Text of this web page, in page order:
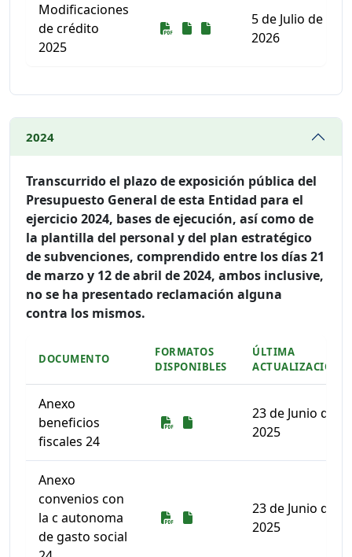
Modificaciones
de crédito
2025
Descarga
Descarga
Descarga5 de Julio de
2026
2024
Transcurrido el plazo de exposición pública del
Presupuesto General de esta Entidad para el
ejercicio 2024, bases de ejecución, así como de
la plantilla del personal y del plan estratégico
de subvenciones, comprendido entre los días 21
de marzo y 12 de abril de 2024, ambos inclusive,
no se ha presentado reclamación alguna
contra los mismos.
DOCUMENTO
FORMATOS
DISPONIBLES
ÚLTIMA
ACTUALIZACIÓN
Anexo
beneficios
fiscales 24
Descarga
Descarga
23 de Junio de
2025
Anexo
convenios con
la c autonoma
de gasto social
Descarga
Descarga
23 de Junio de
2025